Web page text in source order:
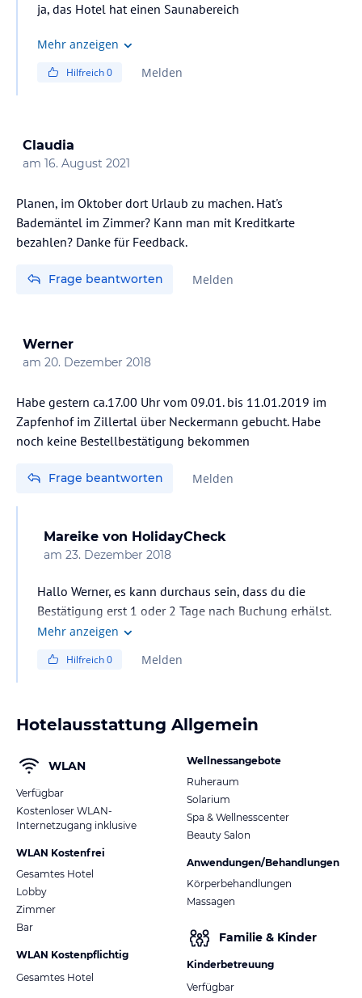
ja, das Hotel hat einen Saunabereich
Mehr anzeigen
Hilfreich0 Melden
Claudia
am 16. August 2021
Planen, im Oktober dort Urlaub zu machen. Hat's
Bademäntel im Zimmer? Kann man mit Kreditkarte
bezahlen? Danke für Feedback.
Frage beantworten Melden
Werner
am 20. Dezember 2018
Habe gestern ca.17.00 Uhr vom 09.01. bis 11.01.2019 im
Zapfenhof im Zillertal über Neckermann gebucht. Habe
noch keine Bestellbestätigung bekommen
Frage beantworten Melden
Mareike von HolidayCheck
am 23. Dezember 2018
Hallo Werner, es kann durchaus sein, dass du die
Bestätigung erst 1 oder 2 Tage nach Buchung erhälst.
Für eine genaue Information wende die bitte an unser
Mareike
Mehr anzeigen
Hilfreich0 Melden
Hotelausstattung Allgemein
WLAN
Verfügbar
Kostenloser WLAN-
Internetzugang inklusive
WLAN Kostenfrei
Gesamtes Hotel
Lobby
Zimmer
Bar
WLAN Kostenpflichtig
Gesamtes Hotel
Wellnessangebote
Ruheraum
Solarium
Spa & Wellnesscenter
Beauty Salon
Anwendungen/Behandlungen
Körperbehandlungen
Massagen
Familie & Kinder
Kinderbetreuung
Verfügbar